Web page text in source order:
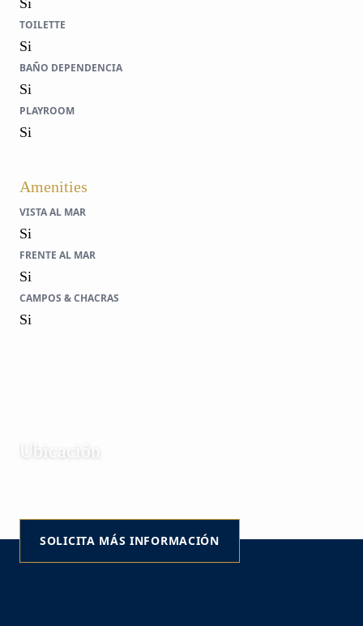
TOILETTE
Si
BAÑO DEPENDENCIA
Si
PLAYROOM
Si
Amenities
VISTA AL MAR
Si
FRENTE AL MAR
Si
CAMPOS & CHACRAS
Si
Ubicación
SOLICITA MÁS INFORMACIÓN